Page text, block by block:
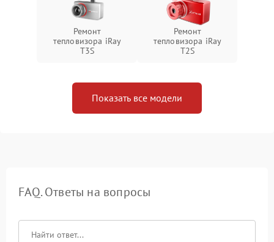
Ремонт
тепловизора iRay
T3S
Ремонт
тепловизора iRay
T2S
Показать все модели
FAQ. Ответы на вопросы